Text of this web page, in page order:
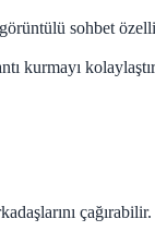
sohbet
kurmayı
çağırabilir.